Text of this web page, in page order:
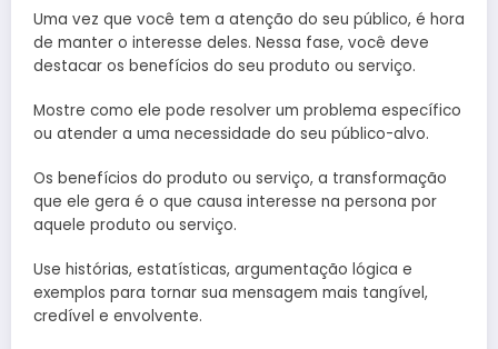
Uma vez que você tem a atenção do seu público, é hora
de manter o interesse deles. Nessa fase, você deve
destacar os benefícios do seu produto ou serviço.
Mostre como ele pode resolver um problema específico
ou atender a uma necessidade do seu público-alvo.
Os benefícios do produto ou serviço, a transformação
que ele gera é o que causa interesse na persona por
aquele produto ou serviço.
Use histórias, estatísticas, argumentação lógica e
exemplos para tornar sua mensagem mais tangível,
credível e envolvente.